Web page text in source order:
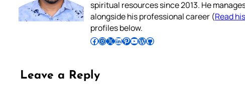
spiritual resources since 2013. He
alongside his professional career (Read
profiles below.
Follow Pradeep on Facebook Follow Pradeep on InstagramFollow Pradeep on X Follow Pradeep on LinkedIn Follow Pradeep on Pinterest Subscribe to Pradeep’s Youtube Channel Follow Pradeep on WordPress Follow Pradeep on GitHub
Leave a Reply